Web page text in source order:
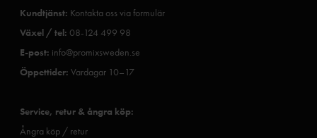
Kundtjänst: Kontakta oss via formulär
Växel / tel: 08-124 499 98
E-post: info@promixsweden.se
Öppettider: Vardagar 10–17
Service, retur & ångra köp:
Ångra köp / retur